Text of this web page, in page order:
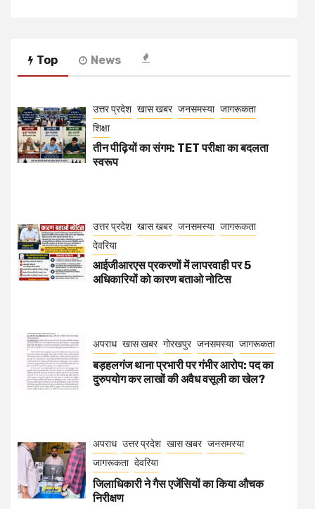
Top News
उत्तर प्रदेश खास खबर जनसमस्या जागरूकता
शिक्षा
तीन पीढ़ियों का संगम: TET परीक्षा का बदलता
स्वरूप
उत्तर प्रदेश खास खबर जनसमस्या जागरूकता
देवरिया
आईजीआरएस प्रकरणों में लापरवाही पर 5
अधिकारियों को कारण बताओ नोटिस
अपराध खास खबर गोरखपुर जनसमस्या जागरूकता
बड़हलगंज थाना प्रभारी पर गंभीर आरोप: पद का
दुरुपयोग कर लाखों की अवैध वसूली का खेल?
अपराध उत्तर प्रदेश खास खबर जनसमस्या
जागरूकता देवरिया
जिलाधिकारी ने गैस एजेंसियों का किया औचक
निरीक्षण